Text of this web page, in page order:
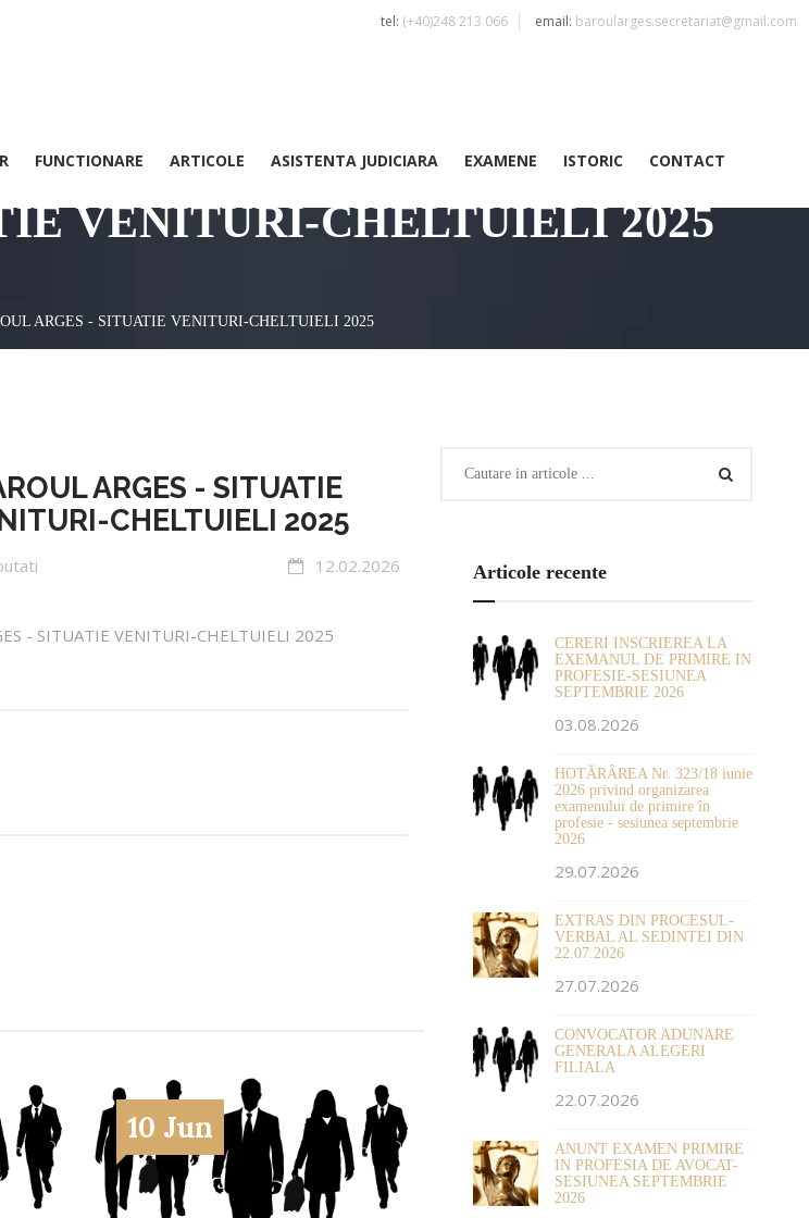
tel: (+40)248 213 066 email: baroularges.secretariat@gmail.com
FUNCTIONARE ARTICOLE ASISTENTA JUDICIARA EXAMENE ISTORIC CONTACT
VENITURI-CHELTUIELI 2025
ARGES - SITUATIE VENITURI-CHELTUIELI 2025
ARGES - SITUATIE
CHELTUIELI 2025
12.02.2026
- SITUATIE VENITURI-CHELTUIELI 2025
10 Jun
Articole recente
CERERI INSCRIEREA LA
EXEMANUL DE PRIMIRE IN
PROFESIE-SESIUNEA
SEPTEMBRIE 2026
03.08.2026
HOTĂRÂREA Nr. 323/18 iunie
2026 privind organizarea
examenului de primire în
profesie - sesiunea septembrie
2026
29.07.2026
EXTRAS DIN PROCESUL-
VERBAL AL SEDINTEI DIN
22.07.2026
27.07.2026
CONVOCATOR ADUNARE
GENERALA ALEGERI
FILIALA
22.07.2026
ANUNT EXAMEN PRIMIRE
IN PROFESIA DE AVOCAT-
SESIUNEA SEPTEMBRIE
2026